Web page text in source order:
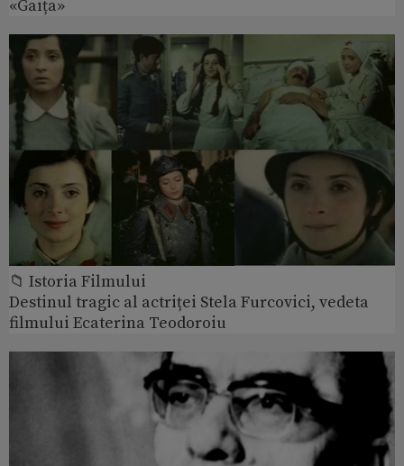
«Gaița»
📁 Istoria Filmului
Destinul tragic al actriței Stela Furcovici, vedeta
filmului Ecaterina Teodoroiu